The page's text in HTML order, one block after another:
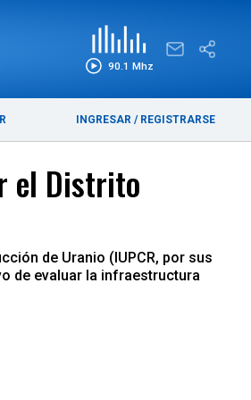
90.1 Mhz
INGRESAR / REGISTRARSE
el Distrito
de Uranio (IUPCR, por sus
de evaluar la infraestructura